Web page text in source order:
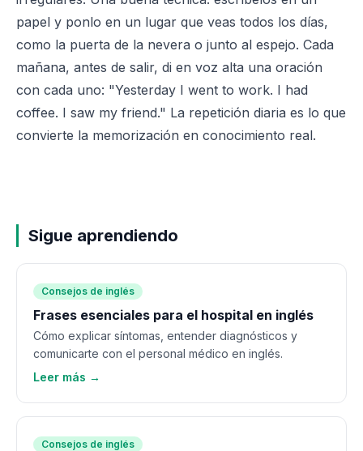
papel y ponlo en un lugar que veas todos los días,
como la puerta de la nevera o junto al espejo. Cada
mañana, antes de salir, di en voz alta una oración
con cada uno: "Yesterday I went to work. I had
coffee. I saw my friend." La repetición diaria es lo que
convierte la memorización en conocimiento real.
Sigue aprendiendo
Consejos de inglés
Frases esenciales para el hospital en inglés
Cómo explicar síntomas, entender diagnósticos y
comunicarte con el personal médico en inglés.
Leer más →
Consejos de inglés